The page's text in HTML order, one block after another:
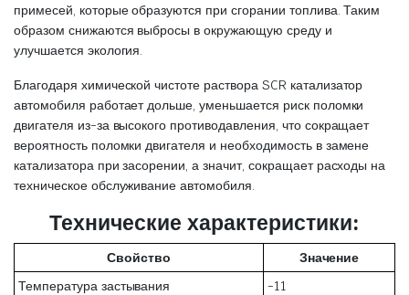
примесей, которые образуются при сгорании топлива. Таким
образом снижаются выбросы в окружающую среду и
улучшается экология.
Благодаря химической чистоте раствора SCR катализатор
автомобиля работает дольше, уменьшается риск поломки
двигателя из-за высокого противодавления, что сокращает
вероятность поломки двигателя и необходимость в замене
катализатора при засорении, а значит, сокращает расходы на
техническое обслуживание автомобиля.
Технические характеристики:
Свойство
Значение
Температура застывания
-11